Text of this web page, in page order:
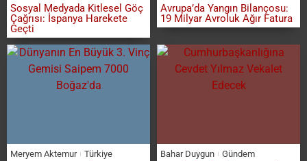
Sosyal Medyada Kitlesel Göç
Çağrısı: İspanya Harekete
Geçti
Avrupa’da Yangın Bilançosu:
19 Milyar Avroluk Ağır Fatura
Meryem Aktemur Türkiye Bahar Duygun Gündem